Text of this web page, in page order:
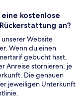
kostenlose
an?
Website
Wenn du einen
gebucht hast,
Anreise stornieren, je
Die genauen
jeweiligen Unterkunft